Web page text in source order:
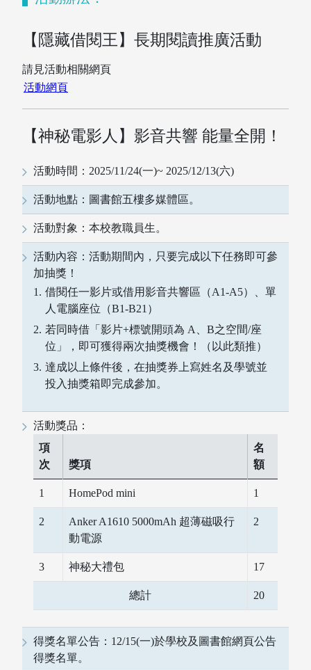
指導教授
【隱藏借閱王】長期閱讀推廣活動
請見活動相關網頁
活動網頁
【神秘電影人】影音共響 能量全開！
活動時間：2025/11/24(一)~ 2025/12/13(六)
活動地點：圖書館五樓多媒體區。
活動對象：本校教職員生。
活動內容：活動期間內，只要完成以下任務即可參
加抽獎！
借閱任一影片或借用影音共響區（A1-A5）、單
人電腦座位（B1-B21）
若同時借「影片+標號開頭為 A、B之空間/座
位」，即可獲得兩次抽獎機會！（以此類推）
達成以上條件後，在抽獎券上寫姓名及學號並
投入抽獎箱即完成參加。
活動獎品：
項
次
獎項
名
額
1 HomePod mini 1
2
Anker A1610 5000mAh 超薄磁吸行
動電源
2
3 神秘大禮包 17
總計 20
得獎名單公告：12/15(一)於學校及圖書館網頁公告
得獎名單。